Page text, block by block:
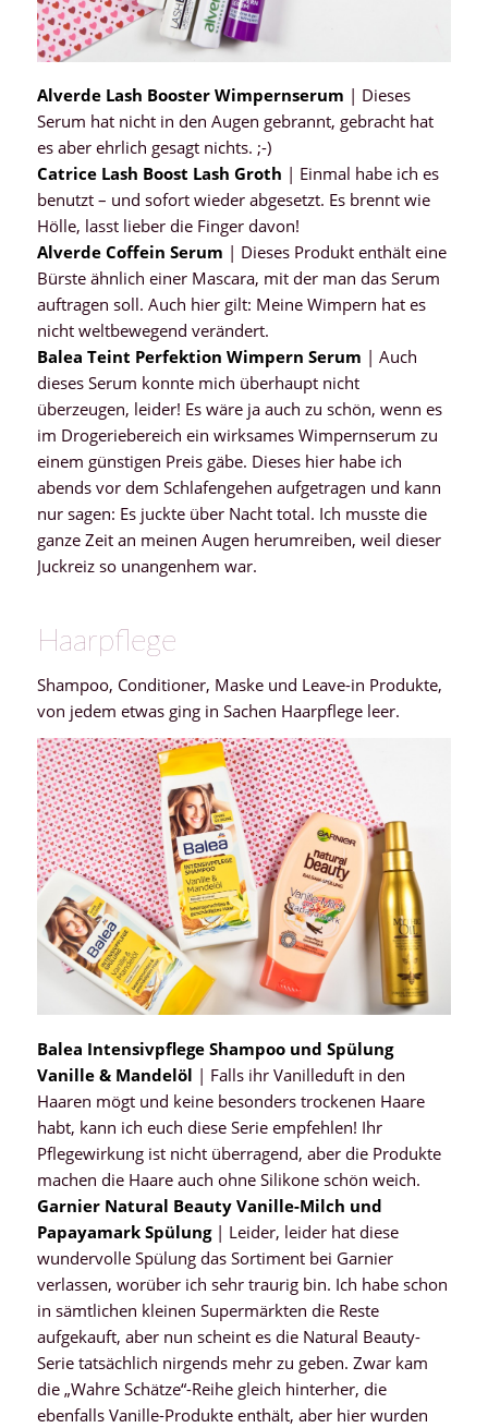
Alverde Lash Booster Wimpernserum | Dieses
Serum hat nicht in den Augen gebrannt, gebracht hat
es aber ehrlich gesagt nichts. ;-)
Catrice Lash Boost Lash Groth | Einmal habe ich es
benutzt – und sofort wieder abgesetzt. Es brennt wie
Hölle, lasst lieber die Finger davon!
Alverde Coffein Serum | Dieses Produkt enthält eine
Bürste ähnlich einer Mascara, mit der man das Serum
auftragen soll. Auch hier gilt: Meine Wimpern hat es
nicht weltbewegend verändert.
Balea Teint Perfektion Wimpern Serum | Auch
dieses Serum konnte mich überhaupt nicht
überzeugen, leider! Es wäre ja auch zu schön, wenn es
im Drogeriebereich ein wirksames Wimpernserum zu
einem günstigen Preis gäbe. Dieses hier habe ich
abends vor dem Schlafengehen aufgetragen und kann
nur sagen: Es juckte über Nacht total. Ich musste die
ganze Zeit an meinen Augen herumreiben, weil dieser
Juckreiz so unangenhem war.
Haarpflege
Shampoo, Conditioner, Maske und Leave-in Produkte,
von jedem etwas ging in Sachen Haarpflege leer.
Balea Intensivpflege Shampoo und Spülung
Vanille & Mandelöl | Falls ihr Vanilleduft in den
Haaren mögt und keine besonders trockenen Haare
habt, kann ich euch diese Serie empfehlen! Ihr
Pflegewirkung ist nicht überragend, aber die Produkte
machen die Haare auch ohne Silikone schön weich.
Garnier Natural Beauty Vanille-Milch und
Papayamark Spülung| Leider, leider hat diese
wundervolle Spülung das Sortiment bei Garnier
verlassen, worüber ich sehr traurig bin. Ich habe schon
in sämtlichen kleinen Supermärkten die Reste
aufgekauft, aber nun scheint es die Natural Beauty-
Serie tatsächlich nirgends mehr zu geben. Zwar kam
die „Wahre Schätze“-Reihe gleich hinterher, die
ebenfalls Vanille-Produkte enthält, aber hier wurden